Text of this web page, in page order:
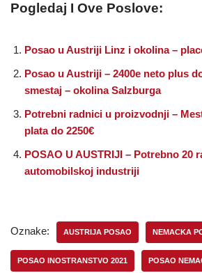
Pogledaj I Ove Poslove:
Posao u Austriji Linz i okolina –
Posao u Austriji – 2400e neto plus
smestaj – okolina Salzburga
Potrebni radnici u proizvodnji –
plata do 2250€
POSAO U AUSTRIJI – Potrebno 20
automobilskoj industriji
Oznake: AUSTRIJA POSAO NEMACKA
POSAO INOSTRANSTVO 2021 POSAO